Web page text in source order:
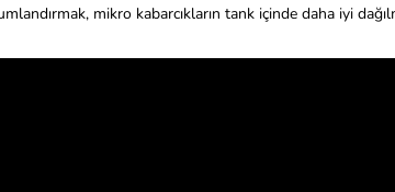
mikro kabarcıkların tank içinde daha iyi